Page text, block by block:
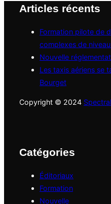
de
–
Opérations
avancées
–
et
Articles récents
Formation pilote de
complexes de
Nouvelle
Les taxis aériens se
Bourget
Copyright © 2024
Catégories
Éditoriaux
Formation
Nouvelle